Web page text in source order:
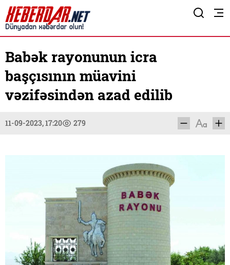
Babək rayonunun icra
başçısının müavini
vəzifəsindən azad edilib
11-09-2023, 17:20 279